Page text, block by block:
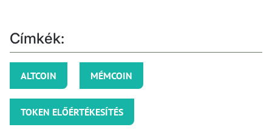
Címkék:
ALTCOIN MÉMCOIN
TOKEN ELŐÉRTÉKESÍTÉS